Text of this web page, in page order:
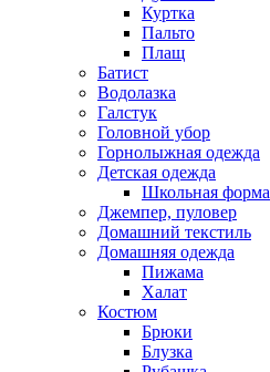
Куртка
Пальто
Плащ
Батист
Водолазка
Галстук
Головной убор
Горнолыжная одежда
Детская одежда
Школьная форма
Джемпер, пуловер
Домашний текстиль
Домашняя одежда
Пижама
Халат
Костюм
Брюки
Блузка